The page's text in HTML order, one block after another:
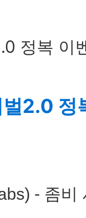
정복 이
2.0 정
- 좀